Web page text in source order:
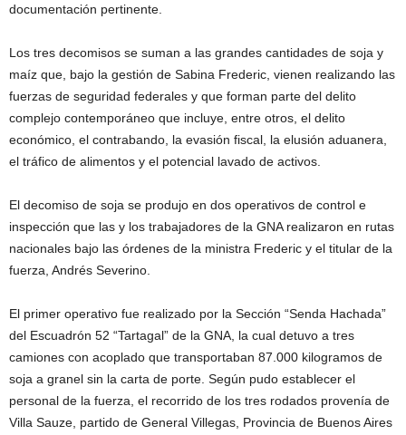
documentación pertinente.
Los tres decomisos se suman a las grandes cantidades de soja y
maíz que, bajo la gestión de Sabina Frederic, vienen realizando las
fuerzas de seguridad federales y que forman parte del delito
complejo contemporáneo que incluye, entre otros, el delito
económico, el contrabando, la evasión fiscal, la elusión aduanera,
el tráfico de alimentos y el potencial lavado de activos.
El decomiso de soja se produjo en dos operativos de control e
inspección que las y los trabajadores de la GNA realizaron en rutas
nacionales bajo las órdenes de la ministra Frederic y el titular de la
fuerza, Andrés Severino.
El primer operativo fue realizado por la Sección “Senda Hachada”
del Escuadrón 52 “Tartagal” de la GNA, la cual detuvo a tres
camiones con acoplado que transportaban 87.000 kilogramos de
soja a granel sin la carta de porte. Según pudo establecer el
personal de la fuerza, el recorrido de los tres rodados provenía de
Villa Sauze, partido de General Villegas, Provincia de Buenos Aires